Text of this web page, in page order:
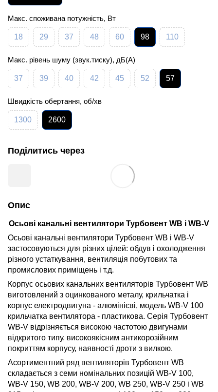
Макс. споживана потужність, Вт
18 29 37 48 60 98 110
Макс. рівень шуму (звук.тиску), дБ(А)
37 39 40 42 45 52 57
Швидкість обертання, об/хв
1300 2600
Поділитись через
Опис
Осьові канальні вентилятори Турбовент WB і WB-V
Осьові канальні вентилятори Турбовент WB і WB-V
застосовуються для різних цілей: обдув і охолодження
різного устаткування, вентиляція побутових та
промислових приміщень і т.д.
Корпус осьових канальних вентиляторів Турбовент WB
виготовлений з оцинкованого металу, крильчатка і
корпус електродвигуна - алюмінієві, модель WB-V 100
крильчатка вентилятора - пластикова. Серія Турбовент
WB-V відрізняється високою частотою двигунами
відкритого типу, високоякісним антикорозійним
покриттям корпусу, наявності дроти з вилкою.
Асортиментний ряд вентиляторів Турбовент WB
складається з семи номінальних позицій WB-V 100,
WB-V 150, WB 200, WB-V 200, WB 250, WB-V 250 і WB